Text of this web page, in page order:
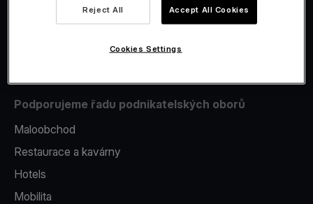
Platební terminál v telefonu
Podporujeme řadu podnikatelských oborů
Maloobchod
Restaurace a kavárny
Hotels
Mobilita
Reject All Accept All Cookies
Cookies Settings